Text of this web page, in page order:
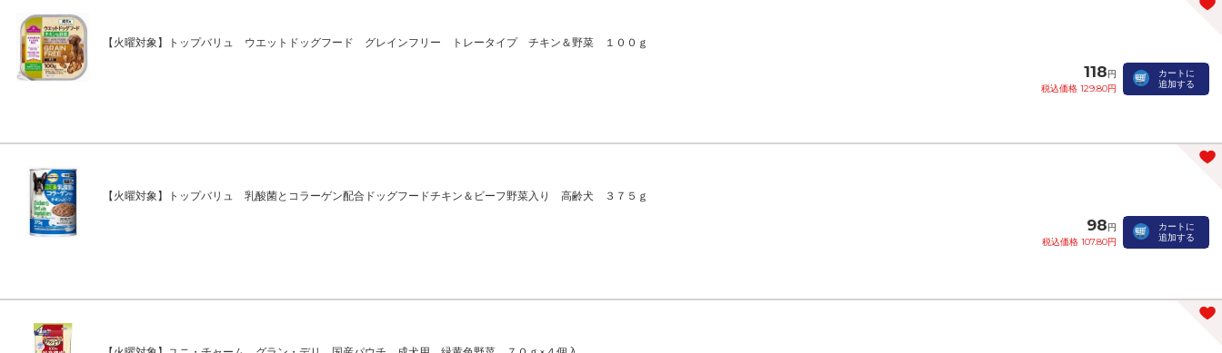
【火曜対象】トップバリュ ウエットドッグフード グレインフリー トレータイプ チキン＆野菜 １００ｇ
118円
税込価格 129.80円
カートに
追加する
【火曜対象】トップバリュ 乳酸菌とコラーゲン配合ドッグフードチキン＆ビーフ野菜入り 高齢犬 ３７５ｇ
98円
税込価格 107.80円
カートに
追加する